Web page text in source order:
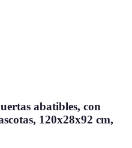
abatibles, con
120x28x92 cm,